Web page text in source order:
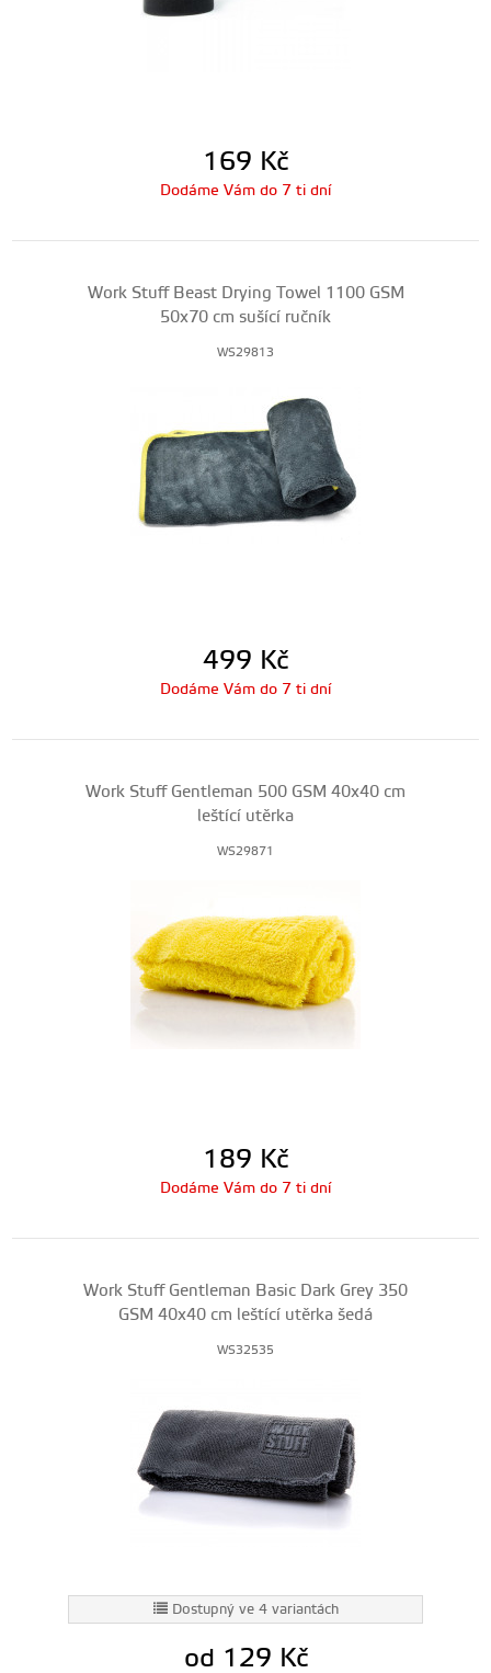
169 Kč
Dodáme Vám do 7 ti dní
Work Stuff Beast Drying Towel 1100 GSM
50x70 cm sušící ručník
WS29813
499 Kč
Dodáme Vám do 7 ti dní
Work Stuff Gentleman 500 GSM 40x40 cm
leštící utěrka
WS29871
189 Kč
Dodáme Vám do 7 ti dní
Work Stuff Gentleman Basic Dark Grey 350
GSM 40x40 cm leštící utěrka šedá
WS32535
Dostupný ve 4 variantách
od 129 Kč